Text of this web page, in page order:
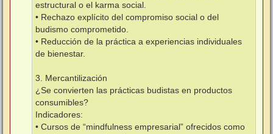
estructural o el karma social.
• Rechazo explícito del compromiso social o del
budismo comprometido.
• Reducción de la práctica a experiencias individuales
de bienestar.
3. Mercantilización
¿Se convierten las prácticas budistas en productos
consumibles?
Indicadores:
• Cursos de “mindfulness empresarial” ofrecidos como